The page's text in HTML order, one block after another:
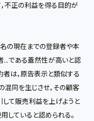
不正の利益を得る目的が
の現在までの登録者や本
...である蓋然性が高いと認
者は，原告表示と類似する
混同を生じさせ，その顧客
て販売利益を上げようと
していると認められる。